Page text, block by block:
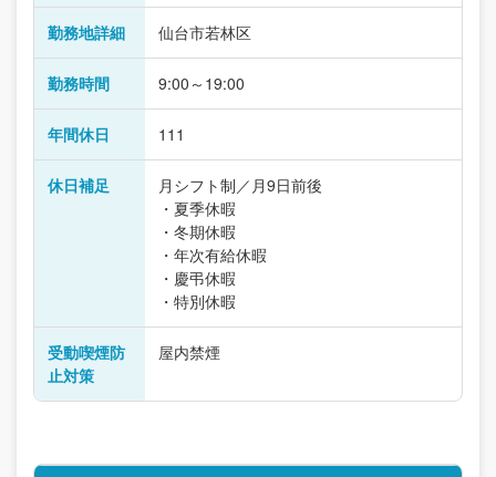
勤務地詳細 仙台市若林区
勤務時間 9:00～19:00
年間休日 111
休日補足
月シフト制／月9日前後
・夏季休暇
・冬期休暇
・年次有給休暇
・慶弔休暇
・特別休暇
受動喫煙防
止対策
屋内禁煙